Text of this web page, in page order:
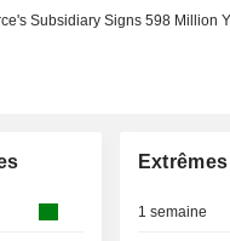
1 semaine